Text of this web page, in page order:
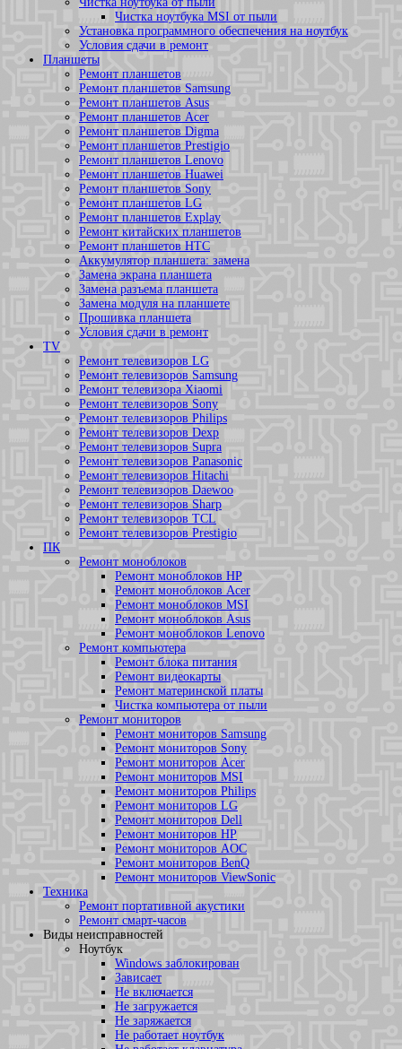
Чистка ноутбука MSI от пыли
Установка программного обеспечения на ноутбук
Условия сдачи в ремонт
Планшеты
Ремонт планшетов
Ремонт планшетов Samsung
Ремонт планшетов Asus
Ремонт планшетов Acer
Ремонт планшетов Digma
Ремонт планшетов Prestigio
Ремонт планшетов Lenovo
Ремонт планшетов Huawei
Ремонт планшетов Sony
Ремонт планшетов LG
Ремонт планшетов Explay
Ремонт китайских планшетов
Ремонт планшетов HTC
Аккумулятор планшета: замена
Замена экрана планшета
Замена разъема планшета
Замена модуля на планшете
Прошивка планшета
Условия сдачи в ремонт
TV
Ремонт телевизоров LG
Ремонт телевизоров Samsung
Ремонт телевизора Xiaomi
Ремонт телевизоров Sony
Ремонт телевизоров Philips
Ремонт телевизоров Dexp
Ремонт телевизоров Supra
Ремонт телевизоров Panasonic
Ремонт телевизоров Hitachi
Ремонт телевизоров Daewoo
Ремонт телевизоров Sharp
Ремонт телевизоров TCL
Ремонт телевизоров Prestigio
ПК
Ремонт моноблоков
Ремонт моноблоков HP
Ремонт моноблоков Acer
Ремонт моноблоков MSI
Ремонт моноблоков Asus
Ремонт моноблоков Lenovo
Ремонт компьютера
Ремонт блока питания
Ремонт видеокарты
Ремонт материнской платы
Чистка компьютера от пыли
Ремонт мониторов
Ремонт мониторов Samsung
Ремонт мониторов Sony
Ремонт мониторов Acer
Ремонт мониторов MSI
Ремонт мониторов Philips
Ремонт мониторов LG
Ремонт мониторов Dell
Ремонт мониторов HP
Ремонт мониторов AOC
Ремонт мониторов BenQ
Ремонт мониторов ViewSonic
Техника
Ремонт портативной акустики
Ремонт смарт-часов
Виды неисправностей
Ноутбук
Windows заблокирован
Зависает
Не включается
Не загружается
Не заряжается
Не работает ноутбук